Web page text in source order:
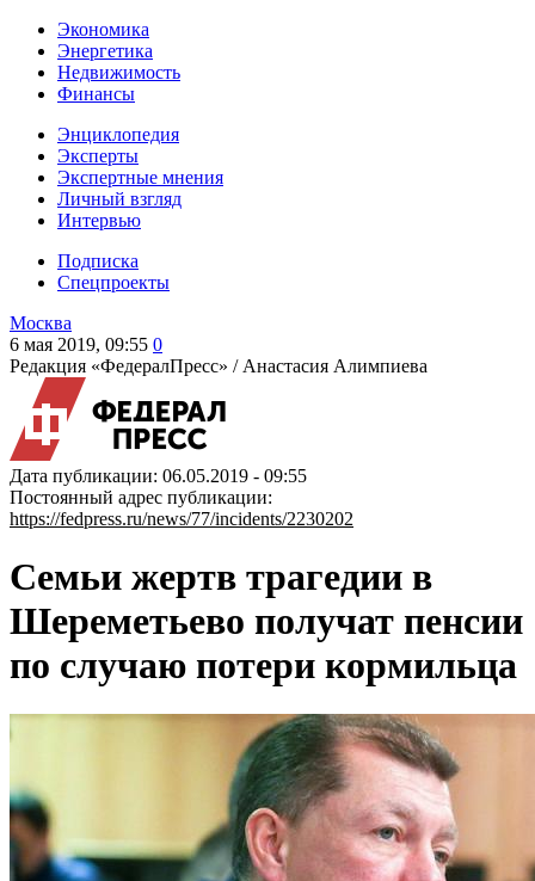
Экономика
Энергетика
Недвижимость
Финансы
Энциклопедия
Эксперты
Экспертные мнения
Личный взгляд
Интервью
Подписка
Спецпроекты
Москва
6 мая 2019, 09:55 0
Редакция «ФедералПресс» / Анастасия Алимпиева
Дата публикации: 06.05.2019 - 09:55
Постоянный адрес публикации:
https://fedpress.ru/news/77/incidents/2230202
Семьи жертв трагедии в
Шереметьево получат пенсии
по случаю потери кормильца